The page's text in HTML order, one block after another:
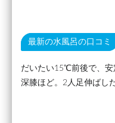
最新の水風呂の口コミ
だいたい15℃前後で、安
深膝ほど。2人足伸ばし